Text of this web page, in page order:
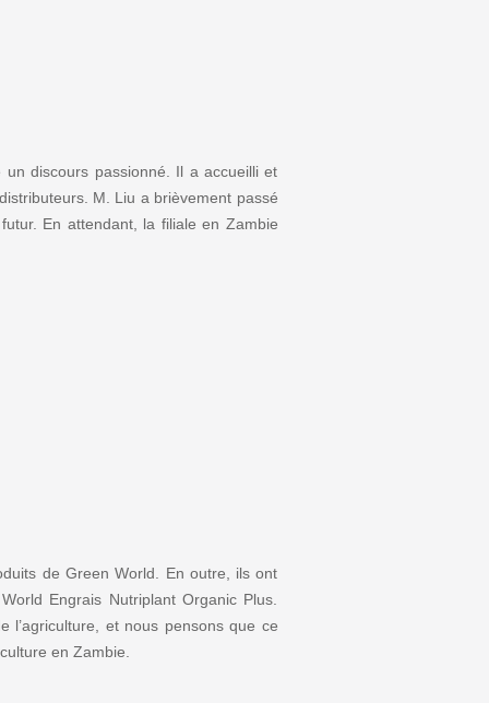
discours passionné. Il a accueilli et
M. Liu a brièvement passé
En attendant, la filiale en Zambie
de Green World. En outre, ils ont
Engrais Nutriplant Organic Plus.
l’agriculture, et nous pensons que ce
en Zambie.